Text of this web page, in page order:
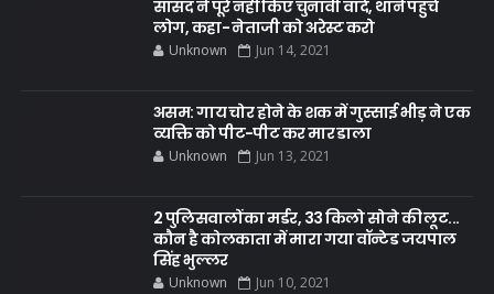
सांसद ने पूरे नहीं किए चुनावी वादे, थाने पहुंचे
लोग, कहा- नेताजी को अरेस्ट करो
Unknown Jun 14, 2021
असम: गाय चोर होने के शक में गुस्साई भीड़ ने एक
व्यक्ति को पीट-पीट कर मार डाला
Unknown Jun 13, 2021
2 पुलिसवालों का मर्डर, 33 किलो सोने की लूट...
कौन है कोलकाता में मारा गया वॉन्टेड जयपाल
सिंह भुल्लर
Unknown Jun 10, 2021